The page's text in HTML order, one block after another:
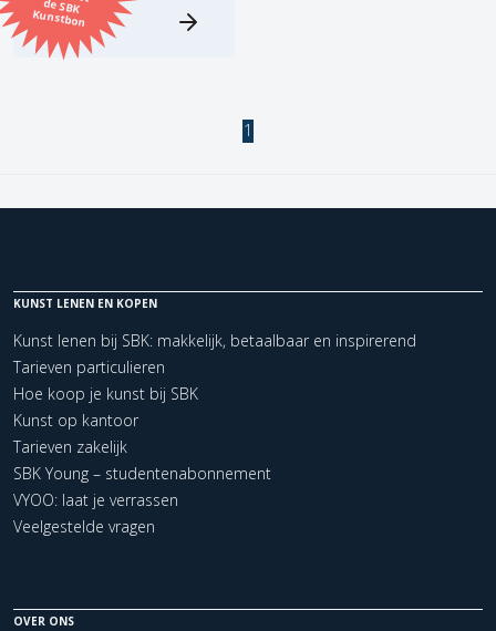
Kunstbon
Kunstenaar
Zoeken
Kerncollectie
1 items. Pagina: 1
1
KUNST LENEN EN KOPEN
Kunst lenen bij SBK: makkelijk, betaalbaar en inspirerend
Tarieven particulieren
Hoe koop je kunst bij SBK
Kunst op kantoor
Tarieven zakelijk
SBK Young – studentenabonnement
VYOO: laat je verrassen
Veelgestelde vragen
OVER ONS